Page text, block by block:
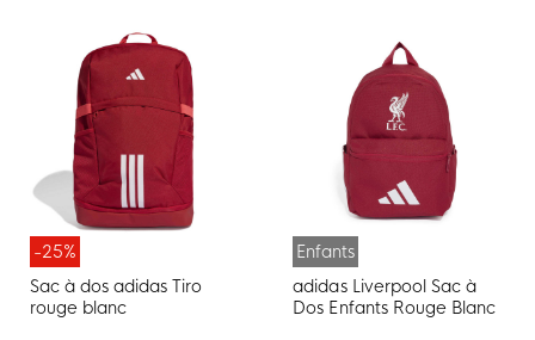
-25%
Sac à dos adidas Tiro
rouge blanc
Enfants
adidas Liverpool Sac à
Dos Enfants Rouge Blanc